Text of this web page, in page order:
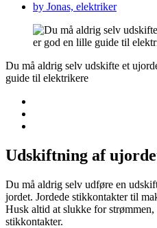
by Jonas, elektriker
Du må aldrig selv udskifte et
guide til elektrikere
Udskiftning af
Du må aldrig selv udføre en
jordet. Jordede stikkontakter til
Husk altid at slukke for
stikkontakter.